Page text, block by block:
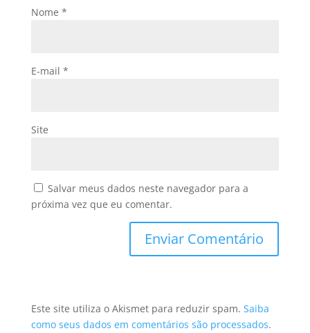
Nome *
E-mail *
Site
Salvar meus dados neste navegador para a
próxima vez que eu comentar.
Este site utiliza o Akismet para reduzir spam. Saiba
como seus dados em comentários são processados.